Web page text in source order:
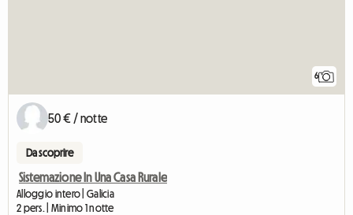
6
50 € / notte
Da scoprire
Sistemazione In Una Casa Rurale
Alloggio intero | Galicia
2 pers. | Minimo 1 notte